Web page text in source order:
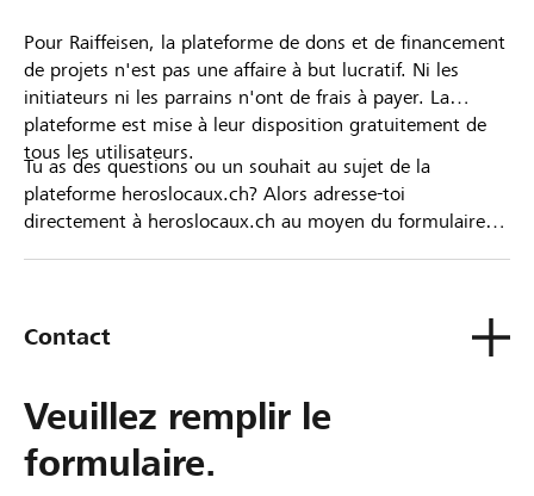
Pour Raiffeisen, la plateforme de dons et de financement
de projets n'est pas une affaire à but lucratif. Ni les
initiateurs ni les parrains n'ont de frais à payer. La
plateforme est mise à leur disposition gratuitement de
tous les utilisateurs.
Tu as des questions ou un souhait au sujet de la
plateforme heroslocaux.ch? Alors adresse-toi
directement à heroslocaux.ch au moyen du formulaire
Contact
Veuillez remplir le
formulaire.